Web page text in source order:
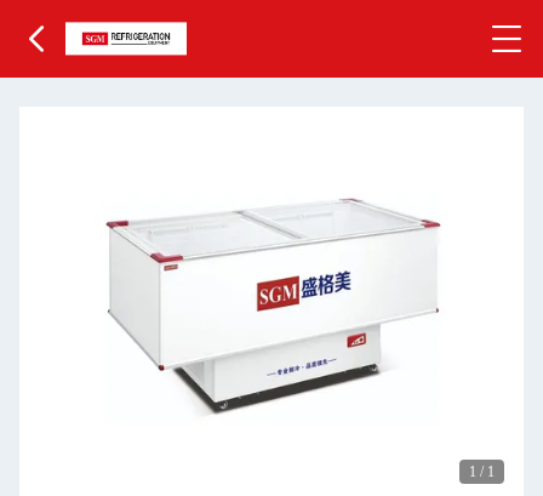
1 / 1